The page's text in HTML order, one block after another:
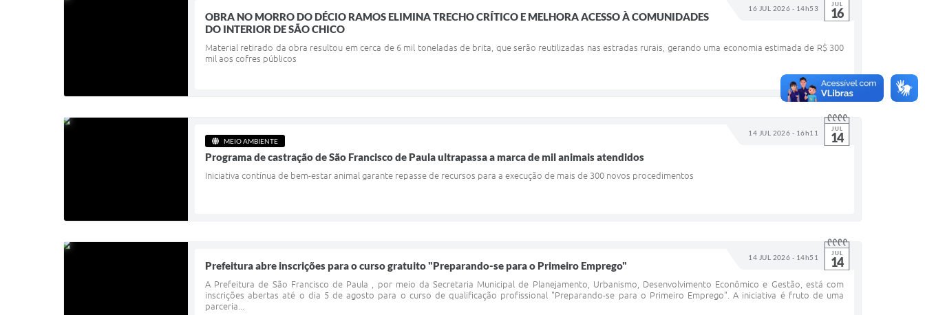
16 JUL 2026 - 14h53 JUL
16
OBRA NO MORRO DO DÉCIO RAMOS ELIMINA TRECHO CRÍTICO E MELHORA ACESSO À COMUNIDADES
DO INTERIOR DE SÃO CHICO
Material retirado da obra resultou em cerca de 6 mil toneladas de brita, que serão reutilizadas nas estradas rurais, gerando uma economia estimada de R$ 300
mil aos cofres públicos
14 JUL 2026 - 16h11 JUL
14
MEIO AMBIENTE
Programa de castração de São Francisco de Paula ultrapassa a marca de mil animais atendidos
Iniciativa contínua de bem-estar animal garante repasse de recursos para a execução de mais de 300 novos procedimentos
14 JUL 2026 - 14h51 JUL
14
Prefeitura abre inscrições para o curso gratuito "Preparando-se para o Primeiro Emprego"
A Prefeitura de São Francisco de Paula , por meio da Secretaria Municipal de Planejamento, Urbanismo, Desenvolvimento Econômico e Gestão, está com
inscrições abertas até o dia 5 de agosto para o curso de qualificação profissional "Preparando-se para o Primeiro Emprego". A iniciativa é fruto de uma
parceria...